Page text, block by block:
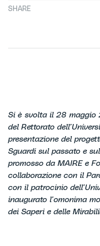
SHARE
Si è svolta il 28 maggio
del Rettorato
presentazione del
Sguardi sul passato e
promosso da MAIRE e
collaborazione con il
con il patrocinio
inaugurato l’omonima
dei Saperi e delle